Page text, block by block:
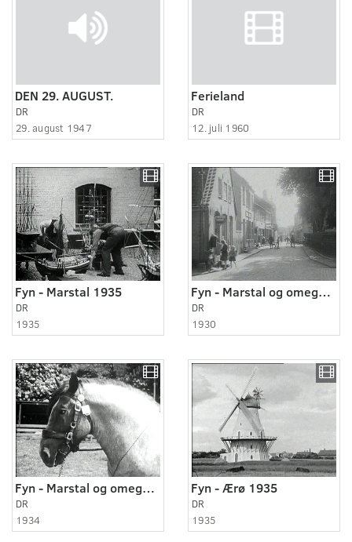
DEN 29. AUGUST.
DR
29. august 1947
Ferieland
DR
12. juli 1960
Fyn - Marstal 1935
DR
1935
Fyn - Marstal og omegn 1930
DR
1930
Fyn - Marstal og omegn 1934 - 1935
DR
1934
Fyn - Ærø 1935
DR
1935